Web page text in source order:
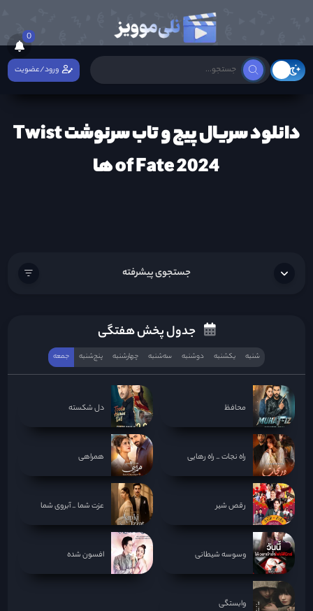
0
ورود/عضویت
دانلود سریال پیچ و تاب سرنوشت Twist
of Fate 2024 ها
جستجوی پیشرفته
جدول پخش هفتگی
شنبه یکشنبه دوشنبه سه‌‌شنبه چهارشنبه پنج‌شنبه جمعه
محافظ دل شکسته
راه نجات _ راه رهایی همراهی
رقص شیر عزت شما _ آبروی شما
وسوسه شیطانی افسون شده
وابستگی